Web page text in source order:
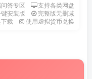
答专区
支持各类网盘
安装版
完整版无删减
载
使用虚拟货币兑换